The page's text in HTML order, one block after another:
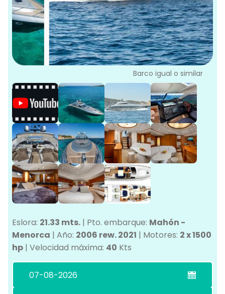
Barco igual o similar
Eslora: 21.33 mts. | Pto. embarque: Mahón -
Menorca | Año: 2006 rew. 2021 | Motores: 2 x 1500
hp | Velocidad máxima: 40 Kts